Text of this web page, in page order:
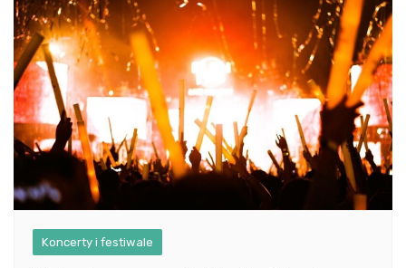
Koncerty i festiwale